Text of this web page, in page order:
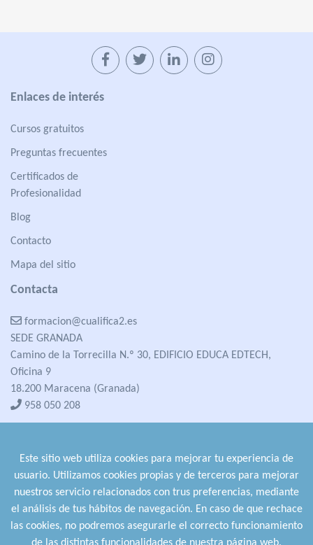
Enlaces de interés
Cursos gratuitos
Preguntas frecuentes
Certificados de
Profesionalidad
Blog
Contacto
Mapa del sitio
Contacta
formacion@cualifica2.es
SEDE GRANADA
Camino de la Torrecilla N.º 30, EDIFICIO EDUCA EDTECH,
Oficina 9
18.200 Maracena (Granada)
958 050 208
958 991 970
Este sitio web utiliza cookies para mejorar tu experiencia de
usuario. Utilizamos cookies propias y de terceros para mejorar
nuestros servicio relacionados con trus preferencias, mediante
el análisis de tus hábitos de navegación. En caso de que rechace
las cookies, no podremos asegurarle el correcto funcionamiento